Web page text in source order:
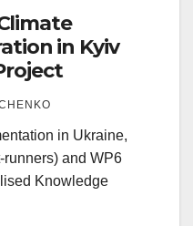
in Kyiv
in Ukraine,
and WP6
Knowledge